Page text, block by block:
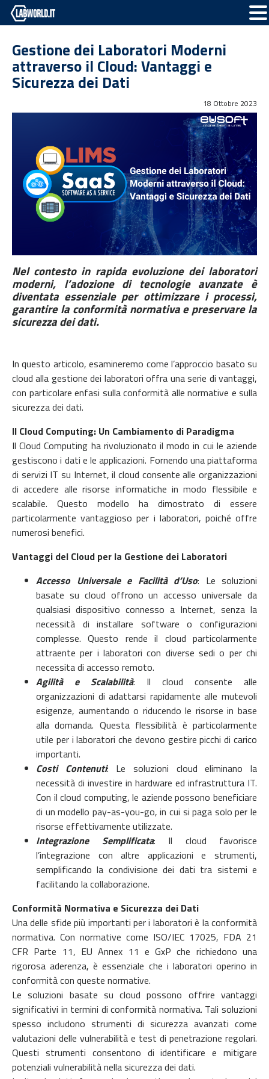
Gestione dei Laboratori Moderni
attraverso il Cloud: Vantaggi e
Sicurezza dei Dati
18 Ottobre 2023
Nel contesto in rapida evoluzione dei laboratori
moderni, l’adozione di tecnologie avanzate è
diventata essenziale per ottimizzare i processi,
garantire la conformità normativa e preservare la
sicurezza dei dati.
In questo articolo, esamineremo come l’approccio basato su
cloud alla gestione dei laboratori offra una serie di vantaggi,
con particolare enfasi sulla conformità alle normative e sulla
sicurezza dei dati.
Il Cloud Computing: Un Cambiamento di Paradigma
Il Cloud Computing ha rivoluzionato il modo in cui le aziende
gestiscono i dati e le applicazioni. Fornendo una piattaforma
di servizi IT su Internet, il cloud consente alle organizzazioni
di accedere alle risorse informatiche in modo flessibile e
scalabile. Questo modello ha dimostrato di essere
particolarmente vantaggioso per i laboratori, poiché offre
numerosi benefici.
Vantaggi del Cloud per la Gestione dei Laboratori
Accesso Universale e Facilità d’Uso: Le soluzioni
basate su cloud offrono un accesso universale da
qualsiasi dispositivo connesso a Internet, senza la
necessità di installare software o configurazioni
complesse. Questo rende il cloud particolarmente
attraente per i laboratori con diverse sedi o per chi
necessita di accesso remoto.
Agilità e Scalabilità: Il cloud consente alle
organizzazioni di adattarsi rapidamente alle mutevoli
esigenze, aumentando o riducendo le risorse in base
alla domanda. Questa flessibilità è particolarmente
utile per i laboratori che devono gestire picchi di carico
importanti.
Costi Contenuti: Le soluzioni cloud eliminano la
necessità di investire in hardware ed infrastruttura IT.
Con il cloud computing, le aziende possono beneficiare
di un modello pay-as-you-go, in cui si paga solo per le
risorse effettivamente utilizzate.
Integrazione Semplificata: Il cloud favorisce
l’integrazione con altre applicazioni e strumenti,
semplificando la condivisione dei dati tra sistemi e
facilitando la collaborazione.
Conformità Normativa e Sicurezza dei Dati
Una delle sfide più importanti per i laboratori è la conformità
normativa. Con normative come ISO/IEC 17025, FDA 21
CFR Parte 11, EU Annex 11 e GxP che richiedono una
rigorosa aderenza, è essenziale che i laboratori operino in
conformità con queste normative.
Le soluzioni basate su cloud possono offrire vantaggi
significativi in termini di conformità normativa. Tali soluzioni
spesso includono strumenti di sicurezza avanzati come
valutazioni delle vulnerabilità e test di penetrazione regolari.
Questi strumenti consentono di identificare e mitigare
potenziali vulnerabilità nella sicurezza dei dati.